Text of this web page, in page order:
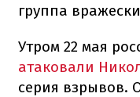
группа
Утром 22 мая
атаковали
серия взрывов.